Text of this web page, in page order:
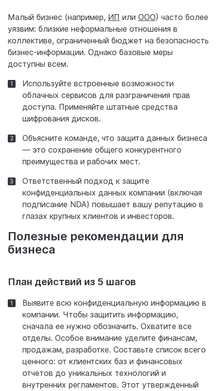
Малый бизнес (например, ИП или ООО) часто более
уязвим: близкие неформальные отношения в
коллективе, ограниченный бюджет на безопасность
бизнес-информации. Однако базовые меры
доступны всем.
Используйте встроенные возможности
облачных сервисов для разграничения прав
доступа. Применяйте штатные средства
шифрования дисков.
Объясните команде, что защита данных бизнеса
— это сохранение общего конкурентного
преимущества и рабочих мест.
Ответственный подход к защите
конфиденциальных данных компании (включая
подписание NDA) повышает вашу репутацию в
глазах крупных клиентов и инвесторов.
Полезные рекомендации для
бизнеса
План действий из 5 шагов
Выявите всю конфиденциальную информацию в
компании. Чтобы защитить информацию,
сначала ее нужно обозначить. Охватите все
отделы. Особое внимание уделите финансам,
продажам, разработке. Составьте список всего
ценного: от клиентских баз и финансовых
отчетов до уникальных технологий и
внутренних регламентов. Этот утвержденный